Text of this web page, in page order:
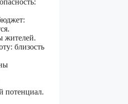
жителей.
близость
потенциал.